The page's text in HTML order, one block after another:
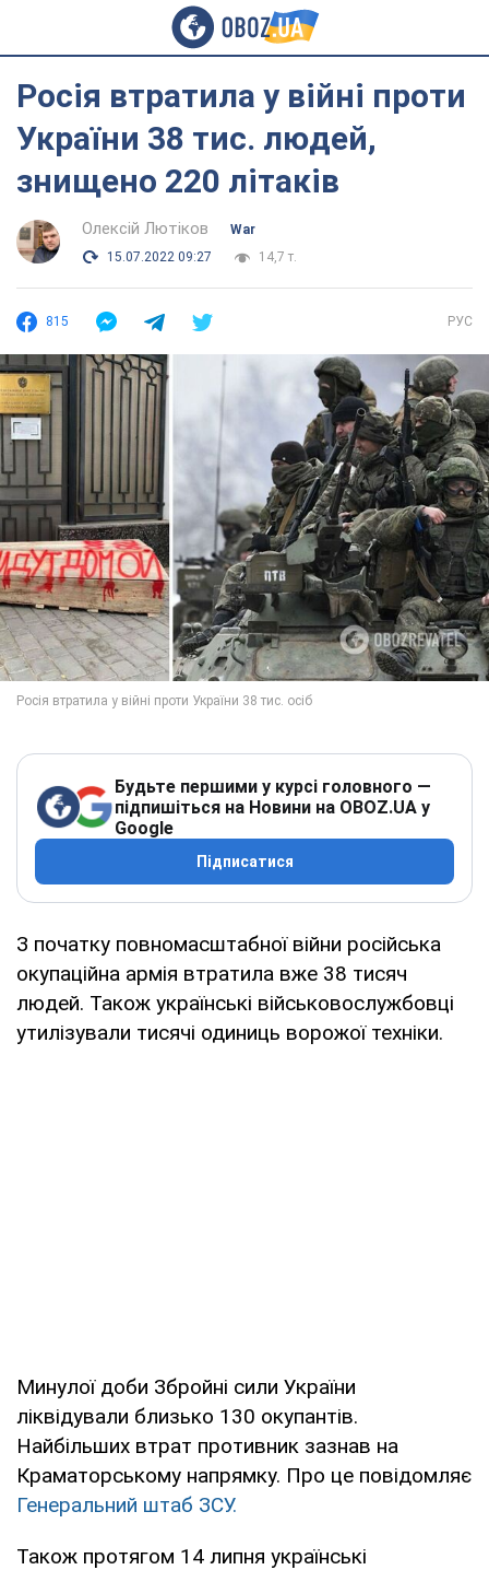
Росія втратила у війні проти
України 38 тис. людей,
знищено 220 літаків
Олексій Лютіков
War
15.07.2022 09:27
14,7 т.
815 РУС
Будьте першими у курсі головного —
підпишіться на Новини на OBOZ.UA у
Google
Підписатися
З початку повномасштабної війни російська
окупаційна армія втратила вже 38 тисяч
людей. Також українські військовослужбовці
утилізували тисячі одиниць ворожої техніки.
Минулої доби Збройні сили України
ліквідували близько 130 окупантів.
Найбільших втрат противник зазнав на
Краматорському напрямку. Про це повідомляє
Генеральний штаб ЗСУ.
Також протягом 14 липня українські